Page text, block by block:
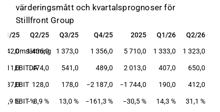
värderingsmått och kvartalsprognoser för
Stillfront Group
Q1/25 Q2/25 Q3/25 Q4/25 2025 Q1/26 Q2/26
Q1/25 Q2/25 Q3/25 Q4/25 2025 Q1/26 Q2/26
Omsättning
542,0 1 436,0 1 373,0 1 356,0 5 710,0 1 333,0 1 323,0
EBITDA
511,0 474,0 541,0 489,0 2 013,0 407,0 650,0
EBIT
137,0 128,0 178,0 −2 187,0 −1 744,0 190,0 412,0
EBIT-%
8,9 % 8,9 % 13,0 % −161,3 % −30,5 % 14,3 % 31,1 %